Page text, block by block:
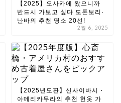
【2025】오사카에 왔으니까
반드시 가보고 싶다 도톤보리·
난바의 추천 명소 20선!
2월 6, 2025
【2025년도판】신사이바시・
아메리카무라의 추천 헌옷 가